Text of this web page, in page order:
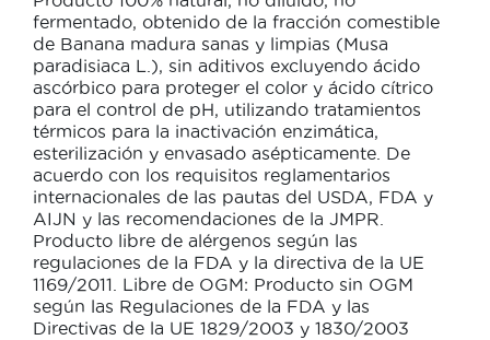
fermentado, obtenido de la fracción comestible
de Banana madura sanas y limpias (Musa
paradisiaca L.), sin aditivos excluyendo ácido
ascórbico para proteger el color y ácido cítrico
para el control de pH, utilizando tratamientos
térmicos para la inactivación enzimática,
esterilización y envasado asépticamente. De
acuerdo con los requisitos reglamentarios
internacionales de las pautas del USDA, FDA y
AIJN y las recomendaciones de la JMPR.
Producto libre de alérgenos según las
regulaciones de la FDA y la directiva de la UE
1169/2011. Libre de OGM: Producto sin OGM
según las Regulaciones de la FDA y las
Directivas de la UE 1829/2003 y 1830/2003